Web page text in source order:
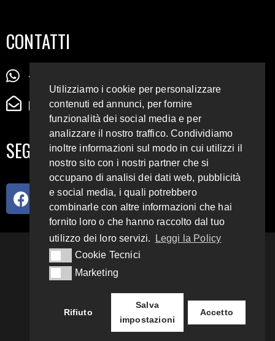
CONTATTI
+39 345 72 72 88 5
radiodigiesse@gmail.com
SEGUICI SUI SOCIAL
93.4 E 95.3 FM
Privacy & Cookie Policy
Utilizziamo i cookie per personalizzare
contenuti ed annunci, per fornire
funzionalità dei social media e per
analizzare il nostro traffico. Condividiamo
inoltre informazioni sul modo in cui utilizzi il
nostro sito con i nostri partner che si
occupano di analisi dei dati web, pubblicità
e social media, i quali potrebbero
combinarle con altre informazioni che hai
fornito loro o che hanno raccolto dal tuo
utilizzo dei loro servizi.
Leggi la Policy
Cookie Tecnici
Cookie Tecnici
MarketingMarketing
Rifiuto
Salva
impostazioni
Accetto